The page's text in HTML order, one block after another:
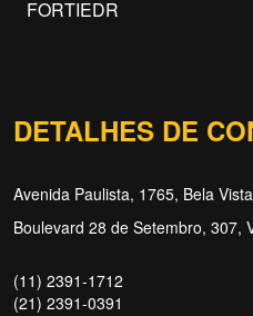
FORTIEDR
DETALHES DE
Avenida Paulista, 1765, Bela
Boulevard 28 de Setembro, 307,
(11) 2391-1712
(21) 2391-0391